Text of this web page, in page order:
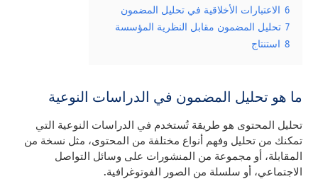
6 الاعتبارات الأخلاقية في تحليل المضمون
7 تحليل المضمون مقابل النظرية المؤسسة
8 استنتاج
ما هو تحليل المضمون في الدراسات النوعية
تحليل المحتوى هو طريقة تُستخدم في الدراسات النوعية التي
تمكنك من تحليل وفهم أنواع مختلفة من المحتوى، مثل نسخة من
المقابلة، أو مجموعة من المنشورات على وسائل التواصل
الاجتماعي، أو سلسلة من الصور الفوتوغرافية.